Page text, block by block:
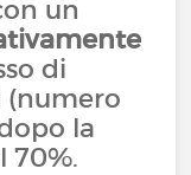
un
di
(numero
la
70%.